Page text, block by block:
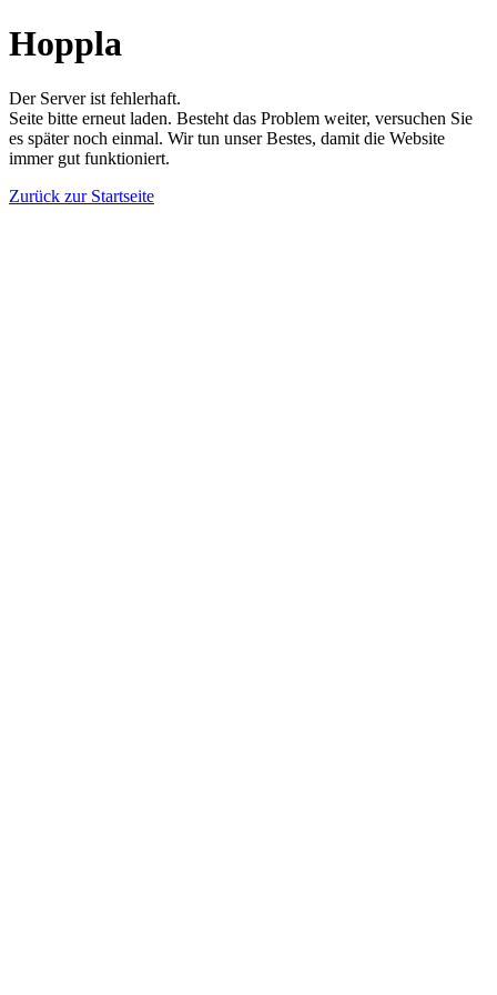
Hoppla
Der Server ist fehlerhaft.
Seite bitte erneut laden. Besteht das Problem weiter, versuchen Sie
es später noch einmal. Wir tun unser Bestes, damit die Website
immer gut funktioniert.
Zurück zur Startseite